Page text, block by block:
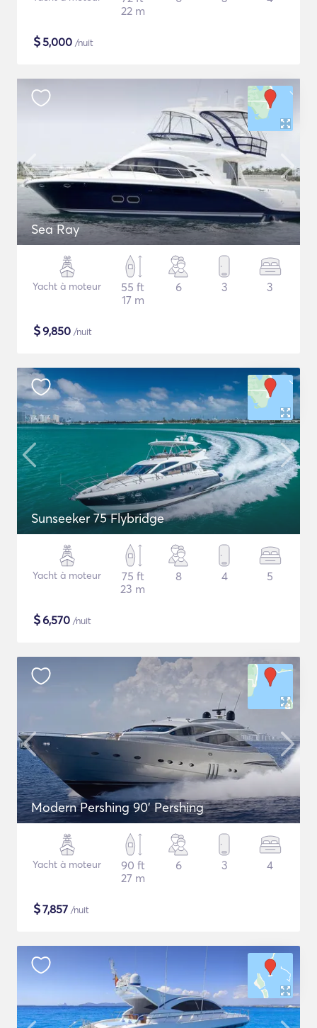
22 m
$5,000 /nuit
Sea Ray
Yacht à moteur
55 ft
17 m
6 3 3
$9,850 /nuit
Sunseeker 75 Flybridge
Yacht à moteur
75 ft
23 m
8 4 5
$6,570 /nuit
Modern Pershing 90' Pershing
Yacht à moteur
90 ft
27 m
6 3 4
$7,857 /nuit